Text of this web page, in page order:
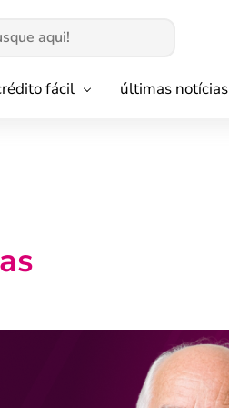
fácil últimas notícias